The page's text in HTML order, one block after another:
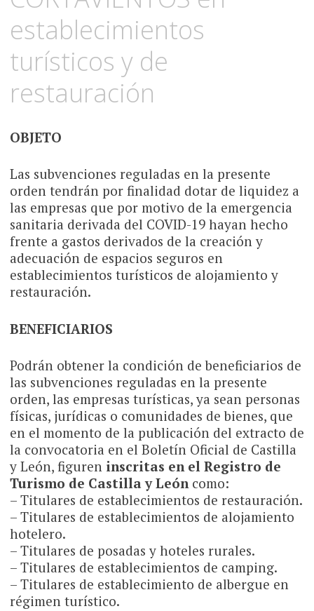
establecimientos
turísticos y de
restauración
OBJETO
Las subvenciones reguladas en la presente
orden tendrán por finalidad dotar de liquidez a
las empresas que por motivo de la emergencia
sanitaria derivada del COVID-19 hayan hecho
frente a gastos derivados de la creación y
adecuación de espacios seguros en
establecimientos turísticos de alojamiento y
restauración.
BENEFICIARIOS
Podrán obtener la condición de beneficiarios de
las subvenciones reguladas en la presente
orden, las empresas turísticas, ya sean personas
físicas, jurídicas o comunidades de bienes, que
en el momento de la publicación del extracto de
la convocatoria en el Boletín Oficial de Castilla
y León, figuren inscritas en el Registro de
Turismo de Castilla y Leóncomo:
– Titulares de establecimientos de restauración.
– Titulares de establecimientos de alojamiento
hotelero.
– Titulares de posadas y hoteles rurales.
– Titulares de establecimientos de camping.
– Titulares de establecimiento de albergue en
régimen turístico.